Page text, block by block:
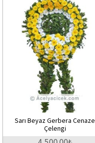
Sarı Beyaz Gerbera Cenaze
Çelengi